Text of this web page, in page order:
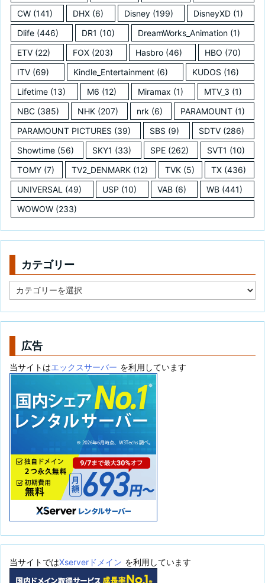
CW (141) DHX (6) Disney(199) DisneyXD(1)
Dlife (446) DR1 (10) DreamWorks_Animation (1)
ETV (22) FOX (203) Hasbro (46) HBO (70)
ITV (69) Kindle_Entertainment (6) KUDOS (16)
Lifetime (13) M6 (12) Miramax (1) MTV_3 (1)
NBC (385) NHK(207) nrk (6) PARAMOUNT (1)
PARAMOUNT PICTURES (39) SBS (9) SDTV(286)
Showtime (56) SKY1 (33) SPE(262) SVT1 (10)
TOMY (7) TV2_DENMARK(12) TVK(5) TX (436)
UNIVERSAL (49) USP (10) VAB(6) WB (441)
WOWOW (233)
カテゴリー
テ
リ
広告
当サイトはエックスサーバー を利用しています
当サイトではXserverドメイン を利用しています